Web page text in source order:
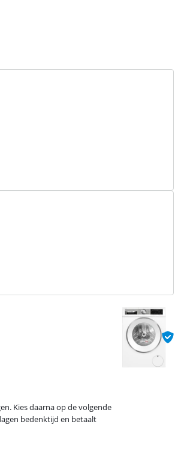
Kies daarna op de volgende
bedenktijd en betaalt